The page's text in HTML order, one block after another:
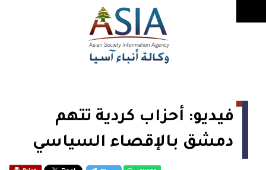
فيديو: أحزاب كردية تتهم
دمشق بالإقصاء السياسي